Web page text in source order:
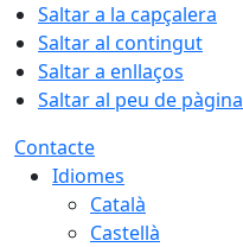
Saltar a la capçalera
Saltar al contingut
Saltar a enllaços
Saltar al peu de pàgina
Contacte
Idiomes
Català
Castellà